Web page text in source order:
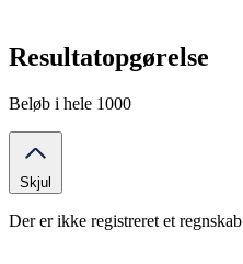
Resultatopgørelse
Beløb i hele 1000
Skjul
Der er ikke registreret et regnskab